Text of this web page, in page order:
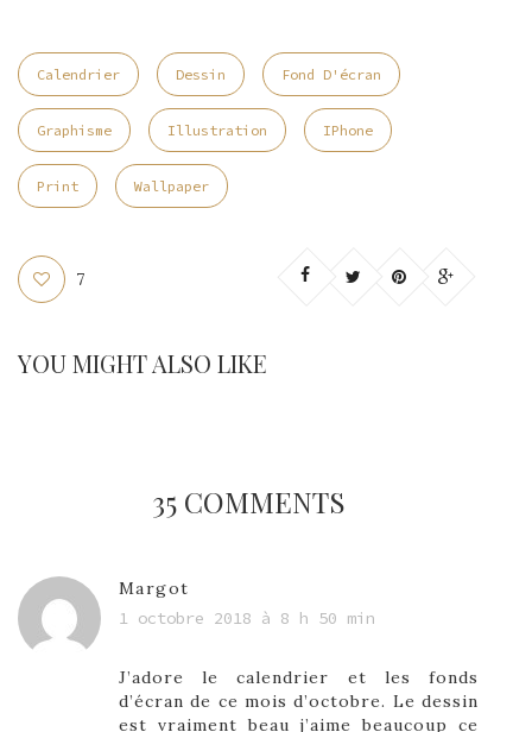
Calendrier Dessin Fond D'écran
Graphisme Illustration IPhone
Print Wallpaper
7
YOU MIGHT ALSO LIKE
35 COMMENTS
Margot
1 octobre 2018 à 8 h 50 min
J’adore le calendrier et les fonds
d’écran de ce mois d’octobre. Le dessin
est vraiment beau j’aime beaucoup ce